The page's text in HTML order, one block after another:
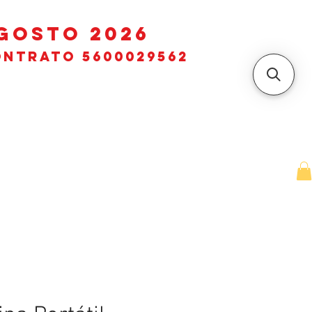
2026
5600029562